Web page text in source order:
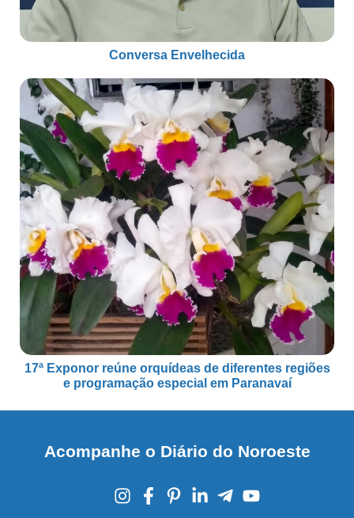
Conversa Envelhecida
17ª Exponor reúne orquídeas de diferentes regiões
e programação especial em Paranavaí
Acompanhe o Diário do Noroeste